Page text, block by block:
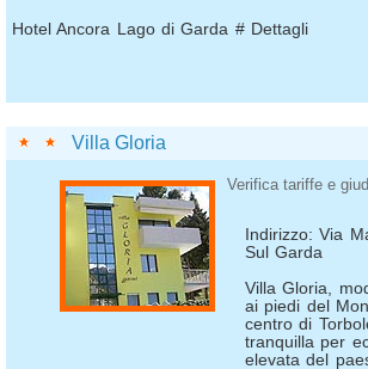
Hotel Ancora Lago di Garda # Dettagli
Villa Gloria
Verifica tariffe e
Indirizzo: Via
Sul Garda
Villa Gloria,
ai piedi del
centro di
tranquilla per
elevata del